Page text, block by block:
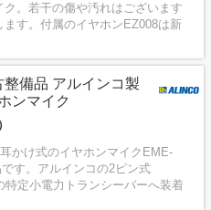
ク。若干の傷や汚れはございます
ます。付属のイヤホンEZ008は新
整備品 アルインコ製
ンマイク
かけ式のイヤホンマイクEME-
す。アルインコの2ピン式
特定小電力トランシーバーへ装着